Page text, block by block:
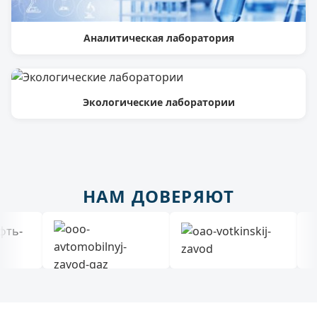
Аналитическая лаборатория
Экологические лаборатории
НАМ ДОВЕРЯЮТ